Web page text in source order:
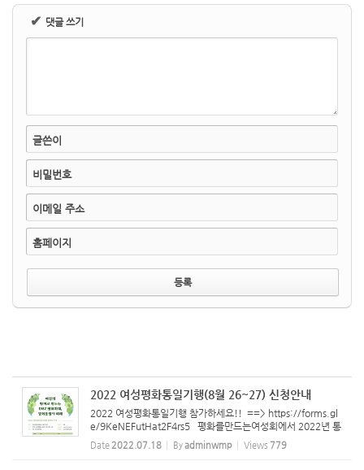
✔ 댓글 쓰기
글쓴이
비밀번호
이메일 주소
홈페이지
2022 여성평화통일기행(8월 26~27) 신청안내
2022 여성평화통일기행 참가하세요!! ==> https://forms.gl
e/9KeNEFutHat2F4rs5 평화를만드는여성회에서 2022년 통
일교육협의회의 지원을 받아 "위기와 전환의 시대, 여성의 눈으
로 평화와 통일을 다시 들여다 본다." 를 진행하고 있습니다.
Date 2022.07.18 Byadminwmp Views 779